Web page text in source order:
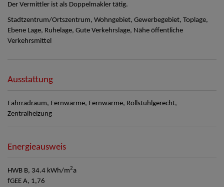
Der Vermittler ist als Doppelmakler tätig.
Stadtzentrum/Ortszentrum, Wohngebiet, Gewerbegebiet, Toplage,
Ebene Lage, Ruhelage, Gute Verkehrslage, Nähe öffentliche
Verkehrsmittel
Ausstattung
Fahrradraum Fernwärme Fernwärme Rollstuhlgerecht
Zentralheizung
Energieausweis
HWB B, 34.4 kWh/m2a
fGEE A, 1,76